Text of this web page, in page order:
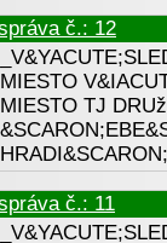
č.: 12
MIESTO
MIESTO TJ
č.: 11